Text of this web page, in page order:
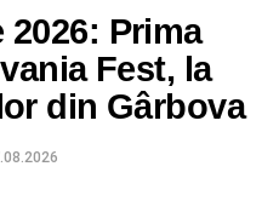
2026: Prima
Fest, la
din Gârbova